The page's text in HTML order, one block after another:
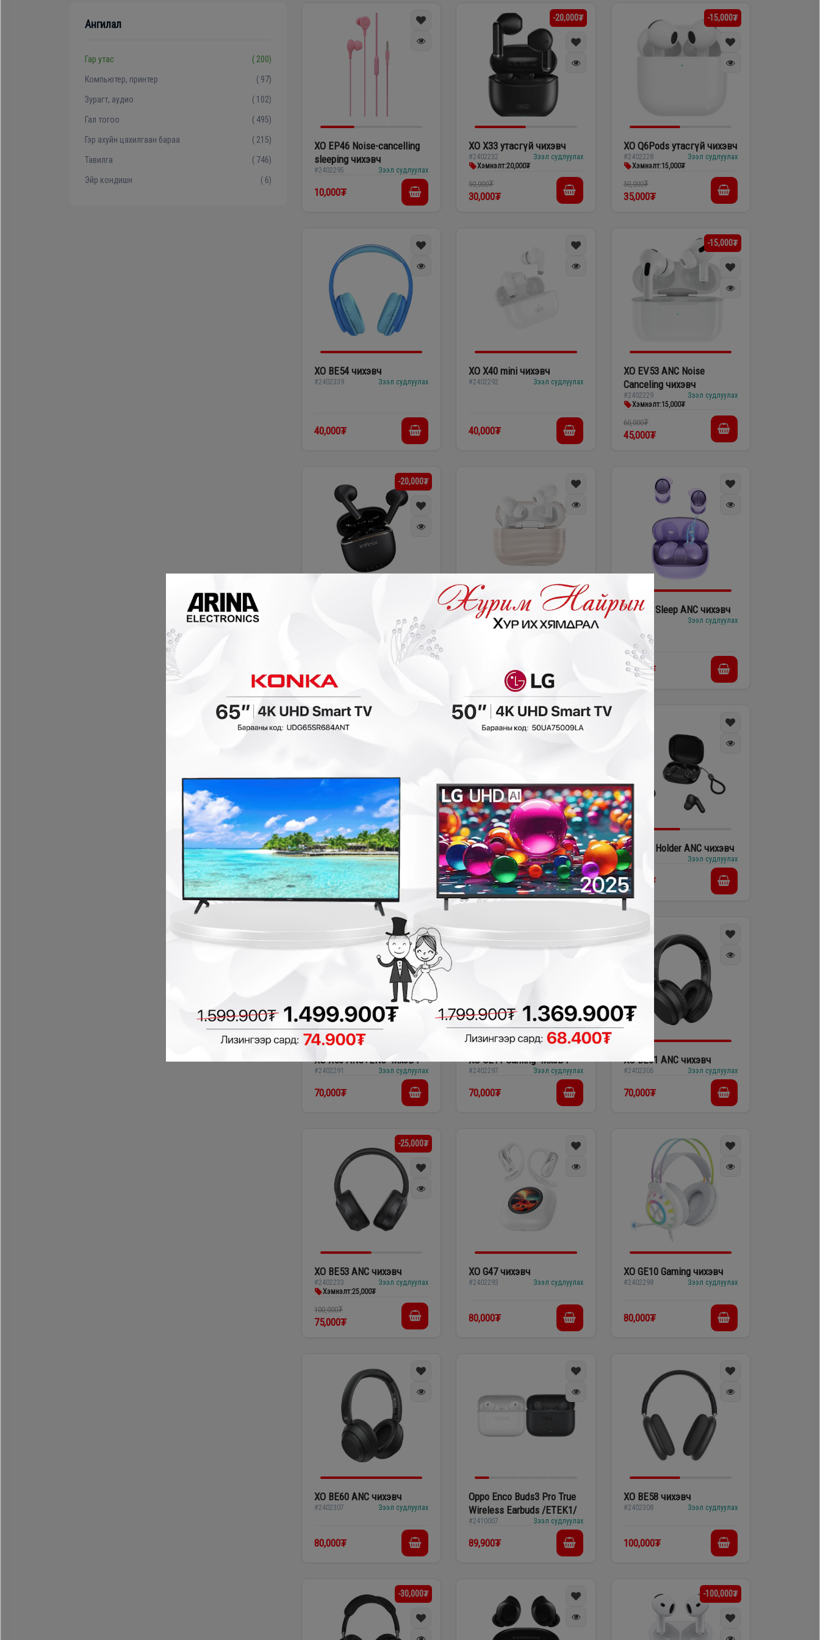
Ангилал
Гар утас ( 200)
Компьютер, принтер ( 97)
Зурагт, аудио ( 102)
Гал тогоо ( 495)
Гэр ахуйн цахилгаан бараа ( 215)
Тавилга ( 746)
Эйр кондишн ( 6)
XO EP46 Noise-cancelling
sleeping чихэвч
#2402295 Зээл судлуулах
10,000₮
-20,000₮
XO X33 утасгүй чихэвч
#2402232
Зээл судлуулах
Хэмнэлт:20,000₮
50,000₮
30,000₮
-15,000₮
XO Q6Pods утасгүй чихэвч
#2402228
Зээл судлуулах
Хэмнэлт:15,000₮
50,000₮
35,000₮
XO BE54 чихэвч
#2402339 Зээл судлуулах
40,000₮
XO X40 mini чихэвч
#2402292 Зээл судлуулах
40,000₮
-15,000₮
XO EV53 ANC Noise
Canceling чихэвч
#2402229
Зээл судлуулах
Хэмнэлт:15,000₮
60,000₮
45,000₮
-20,000₮
Зээл судлуулах
50,000₮
XO G38 чихэвч
#2402290 Зээл судлуулах
XO G52 Sleep ANC чихэвч
Зээл судлуулах
60,000₮
XO BE57 чихэвч
#2402309 Зээл судлуулах
60,000₮
XO X47 Smart чихэвч
#2402294 Зээл судлуулах
60,000₮
XO G53 Holder ANC чихэвч
Зээл судлуулах
60,000₮
XO X50 ANC+ENC чихэвч
#2402291 Зээл судлуулах
70,000₮
XO GE11 Gaming чихэвч
#2402297 Зээл судлуулах
70,000₮
XO BE61 ANC чихэвч
#2402306 Зээл судлуулах
70,000₮
-25,000₮
XO BE53 ANC чихэвч
#2402233
Зээл судлуулах
Хэмнэлт:25,000₮
100,000₮
75,000₮
XO G47 чихэвч
#2402293 Зээл судлуулах
80,000₮
XO GE10 Gaming чихэвч
#2402298 Зээл судлуулах
80,000₮
XO BE60 ANC чихэвч
#2402307 Зээл судлуулах
80,000₮
Oppo Enco Buds3 Pro True
Wireless Earbuds /ETEK1/
#2410007 Зээл судлуулах
89,900₮
XO BE58 чихэвч
#2402308 Зээл судлуулах
100,000₮
-30,000₮ -100,000₮